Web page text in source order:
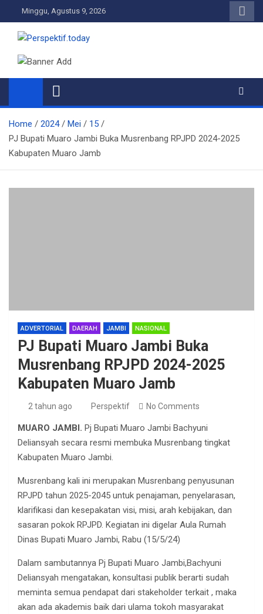
to
content
Minggu, Agustus 9, 2026
Perspektif.today
Ispiratif Profesional Independen
Home 2024 Mei
15
PJ Bupati Muaro Jambi Buka Musrenbang RPJPD 2024-2025
Kabupaten Muaro Jamb
ADVERTORIAL DAERAH JAMBI NASIONAL
PJ Bupati Muaro Jambi Buka
Musrenbang RPJPD 2024-2025
Kabupaten Muaro Jamb
2 tahun ago Perspektif No Comments
MUARO JAMBI. Pj Bupati Muaro Jambi Bachyuni
Deliansyah secara resmi membuka Musrenbang tingkat
Kabupaten Muaro Jambi.
Musrenbang kali ini merupakan Musrenbang penyusunan
RPJPD tahun 2025-2045 untuk penajaman, penyelarasan,
klarifikasi dan kesepakatan visi, misi, arah kebijakan, dan
sasaran pokok RPJPD. Kegiatan ini digelar Aula Rumah
Dinas Bupati Muaro Jambi, Rabu (15/5/24)
Dalam sambutannya Pj Bupati Muaro Jambi,Bachyuni
Deliansyah mengatakan, konsultasi publik berarti sudah
meminta semua pendapat dari stakeholder terkait , maka
akan ada akademis baik dari ulama tokoh masyarakat